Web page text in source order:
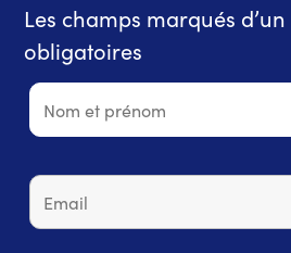
Les champs marqués d’un
obligatoires